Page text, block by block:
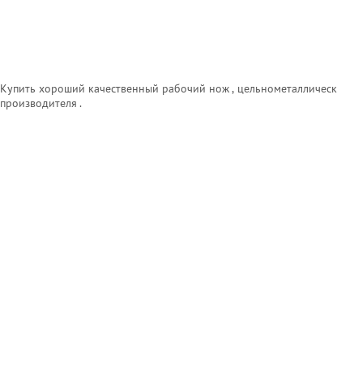
Купить хороший качественный рабочий нож ,
производителя .